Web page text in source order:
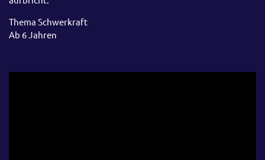
Thema Schwerkraft
Ab 6 Jahren